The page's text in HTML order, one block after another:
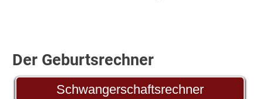
Der Geburtsrechner
Schwangerschaftsrechner